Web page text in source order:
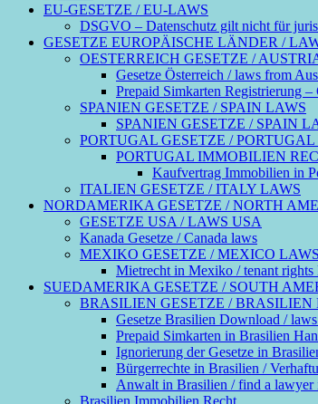
EU-GESETZE / EU-LAWS
DSGVO – Datenschutz gilt nicht für
GESETZE EUROPÄISCHE LÄNDER /
OESTERREICH GESETZE /
Gesetze Österreich / laws from
Prepaid Simkarten Registrierung
SPANIEN GESETZE / SPAIN LAWS
SPANIEN GESETZE / SPAIN
PORTUGAL GESETZE / PORTUGAL
PORTUGAL IMMOBILIEN
Kaufvertrag Immobilien in
ITALIEN GESETZE / ITALY LAWS
NORDAMERIKA GESETZE / NORTH
GESETZE USA / LAWS USA
Kanada Gesetze / Canada laws
MEXIKO GESETZE / MEXICO LAWS
Mietrecht in Mexiko / tenant
SUEDAMERIKA GESETZE / SOUTH
BRASILIEN GESETZE / BRASILIEN
Gesetze Brasilien Download /
Prepaid Simkarten in Brasilien
Ignorierung der Gesetze in
Bürgerrechte in Brasilien /
Anwalt in Brasilien / find a lawyer
Brasilien Immobilien Recht